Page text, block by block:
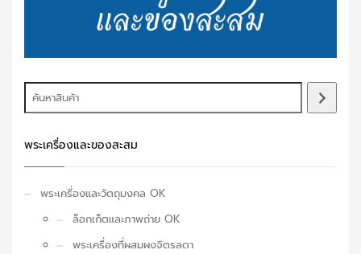
พระเครื่องและของสะสม
พระเครื่องและวัตถุมงคล OK
ล็อกเก็ตและภาพถ่าย OK
พระเครื่องที่ผสมผงจิตรลดา